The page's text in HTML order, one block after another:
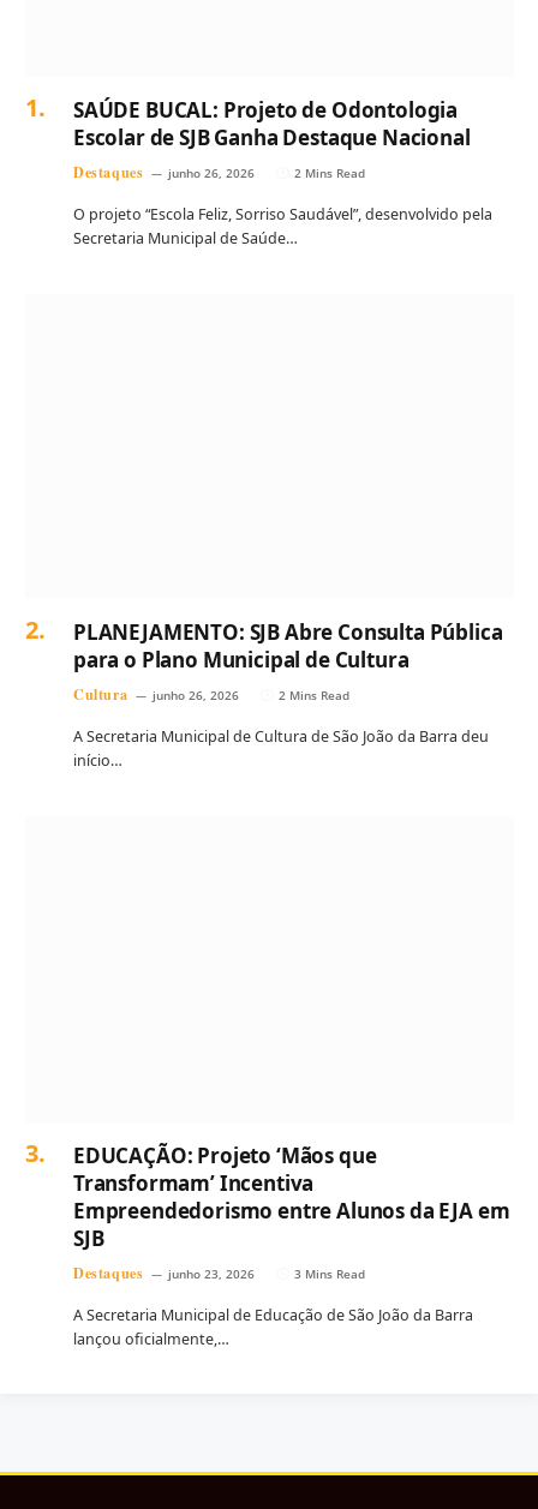
SAÚDE BUCAL: Projeto de Odontologia
Escolar de SJB Ganha Destaque Nacional
Destaques junho 26, 2026 2 Mins Read
O projeto “Escola Feliz, Sorriso Saudável”, desenvolvido pela
Secretaria Municipal de Saúde…
PLANEJAMENTO: SJB Abre Consulta Pública
para o Plano Municipal de Cultura
Cultura junho 26, 2026 2 Mins Read
A Secretaria Municipal de Cultura de São João da Barra deu
início…
EDUCAÇÃO: Projeto ‘Mãos que
Transformam’ Incentiva
Empreendedorismo entre Alunos da EJA em
SJB
Destaques junho 23, 2026 3 Mins Read
A Secretaria Municipal de Educação de São João da Barra
lançou oficialmente,…